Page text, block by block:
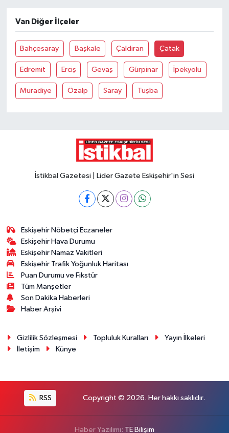
Van Diğer İlçeler
Bahçesaray Başkale Çaldiran Çatak
Edremit Erciş Gevaş Gürpinar İpekyolu
Muradiye Özalp Saray Tuşba
İstikbal Gazetesi | Lider Gazete Eskişehir'in Sesi
Eskişehir Nöbetçi Eczaneler
Eskişehir Hava Durumu
Eskişehir Namaz Vakitleri
Eskişehir Trafik Yoğunluk Haritası
Puan Durumu ve Fikstür
Tüm Manşetler
Son Dakika Haberleri
Haber Arşivi
Gizlilik Sözleşmesi Topluluk Kuralları
Yayın İlkeleri
İletişim
Künye
RSS Copyright © 2026. Her hakkı saklıdır.
Haber Yazılımı: TE Bilişim